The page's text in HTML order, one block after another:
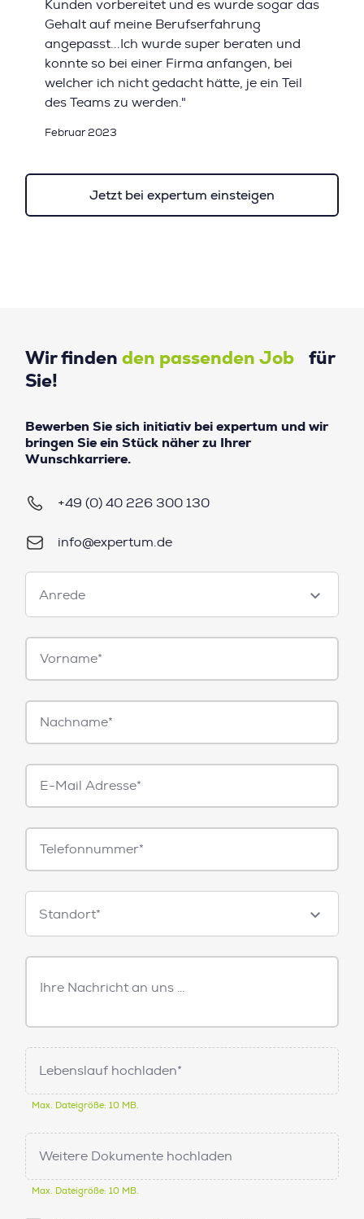
Kunden vorbereitet und es wurde sogar das
Gehalt auf meine Berufserfahrung
angepasst...Ich wurde super beraten und
konnte so bei einer Firma anfangen, bei
welcher ich nicht gedacht hätte, je ein Teil
des Teams zu werden."
Februar 2023
Jetzt bei expertum einsteigen
Wir finden den passenden Job für
Sie!
Bewerben Sie sich initiativ bei expertum und wir
bringen Sie ein Stück näher zu Ihrer
Wunschkarriere.
+49 (0) 40 226 300 130
info@expertum.de
Anrede
Anrede
Vorname*
Nachname*
E-
Mail*
Telefonnummer
Standorte
Standort*
Freitext
Nachricht
Lebenslauf hochladen*
Max. Dateigröße: 10 MB.
Weitere Dokumente hochladen
Max. Dateigröße: 10 MB.